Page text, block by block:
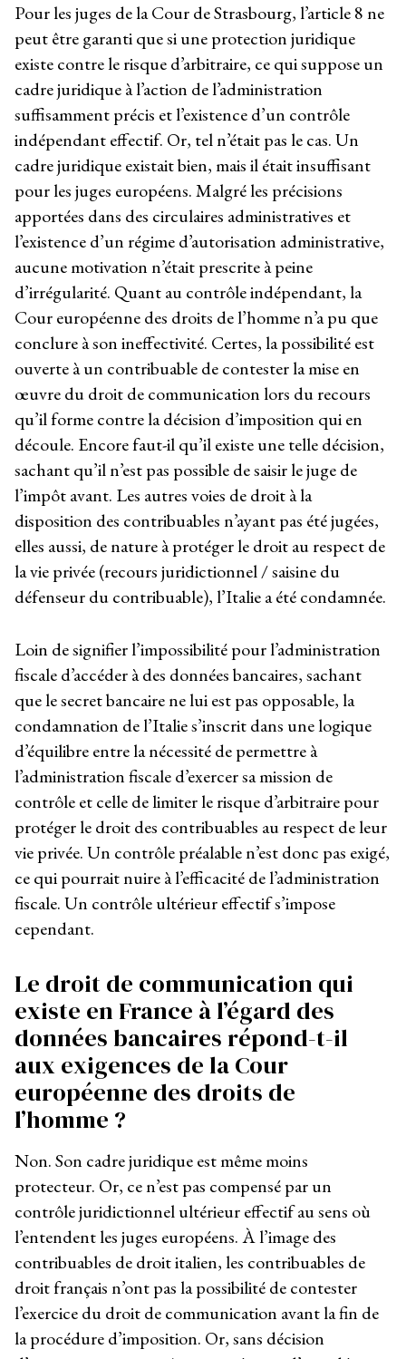
Pour les juges de la Cour de Strasbourg, l’article 8 ne
peut être garanti que si une protection juridique
existe contre le risque d’arbitraire, ce qui suppose un
cadre juridique à l’action de l’administration
suffisamment précis et l’existence d’un contrôle
indépendant effectif. Or, tel n’était pas le cas. Un
cadre juridique existait bien, mais il était insuffisant
pour les juges européens. Malgré les précisions
apportées dans des circulaires administratives et
l’existence d’un régime d’autorisation administrative,
aucune motivation n’était prescrite à peine
d’irrégularité. Quant au contrôle indépendant, la
Cour européenne des droits de l’homme n’a pu que
conclure à son ineffectivité. Certes, la possibilité est
ouverte à un contribuable de contester la mise en
œuvre du droit de communication lors du recours
qu’il forme contre la décision d’imposition qui en
découle. Encore faut-il qu’il existe une telle décision,
sachant qu’il n’est pas possible de saisir le juge de
l’impôt avant. Les autres voies de droit à la
disposition des contribuables n’ayant pas été jugées,
elles aussi, de nature à protéger le droit au respect de
la vie privée (recours juridictionnel / saisine du
défenseur du contribuable), l’Italie a été condamnée.
Loin de signifier l’impossibilité pour l’administration
fiscale d’accéder à des données bancaires, sachant
que le secret bancaire ne lui est pas opposable, la
condamnation de l’Italie s’inscrit dans une logique
d’équilibre entre la nécessité de permettre à
l’administration fiscale d’exercer sa mission de
contrôle et celle de limiter le risque d’arbitraire pour
protéger le droit des contribuables au respect de leur
vie privée. Un contrôle préalable n’est donc pas exigé,
ce qui pourrait nuire à l’efficacité de l’administration
fiscale. Un contrôle ultérieur effectif s’impose
cependant.
Le droit de communication qui
existe en France à l’égard des
données bancaires répond-t-il
aux exigences de la Cour
européenne des droits de
l’homme ?
Non. Son cadre juridique est même moins
protecteur. Or, ce n’est pas compensé par un
contrôle juridictionnel ultérieur effectif au sens où
l’entendent les juges européens. À l’image des
contribuables de droit italien, les contribuables de
droit français n’ont pas la possibilité de contester
l’exercice du droit de communication avant la fin de
la procédure d’imposition. Or, sans décision